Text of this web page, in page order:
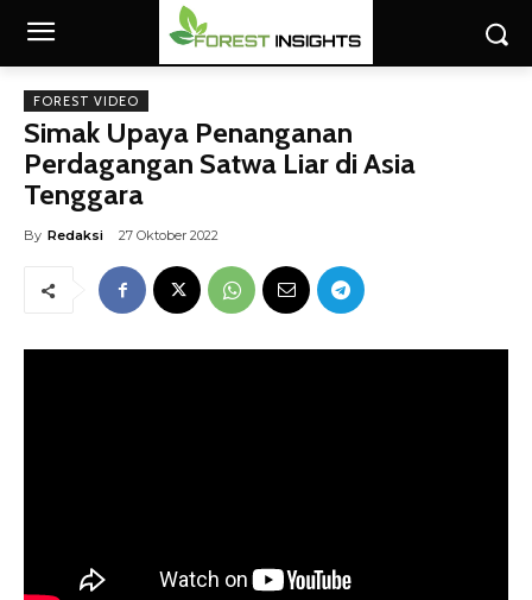
FOREST VIDEO
Simak Upaya Penanganan
Perdagangan Satwa Liar di Asia
Tenggara
By Redaksi 27 Oktober 2022